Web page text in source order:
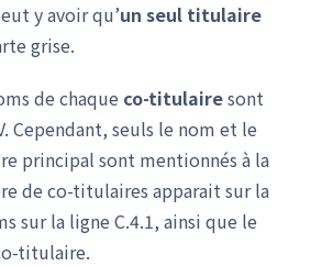
y avoir qu’un seul titulaire
grise.
de chaque co-titulairesont
Cependant, seuls le nom et le
principal sont mentionnés à la
de co-titulaires apparait sur la
sur la ligne C.4.1, ainsi que le
titulaire.